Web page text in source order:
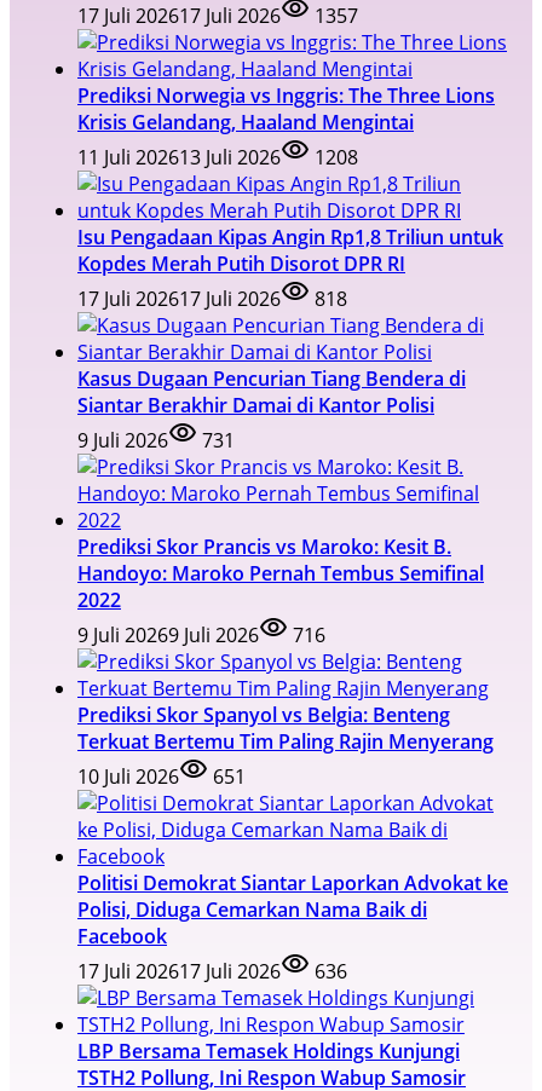
17 Juli 202617 Juli 2026 1357
Prediksi Norwegia vs Inggris: The Three Lions
Krisis Gelandang, Haaland Mengintai
11 Juli 202613 Juli 2026 1208
Isu Pengadaan Kipas Angin Rp1,8 Triliun untuk
Kopdes Merah Putih Disorot DPR RI
17 Juli 202617 Juli 2026 818
Kasus Dugaan Pencurian Tiang Bendera di
Siantar Berakhir Damai di Kantor Polisi
9 Juli 2026
731
Prediksi Skor Prancis vs Maroko: Kesit B.
Handoyo: Maroko Pernah Tembus Semifinal
2022
9 Juli 20269 Juli 2026 716
Prediksi Skor Spanyol vs Belgia: Benteng
Terkuat Bertemu Tim Paling Rajin Menyerang
10 Juli 2026
651
Politisi Demokrat Siantar Laporkan Advokat ke
Polisi, Diduga Cemarkan Nama Baik di
Facebook
17 Juli 202617 Juli 2026 636
LBP Bersama Temasek Holdings Kunjungi
TSTH2 Pollung, Ini Respon Wabup Samosir